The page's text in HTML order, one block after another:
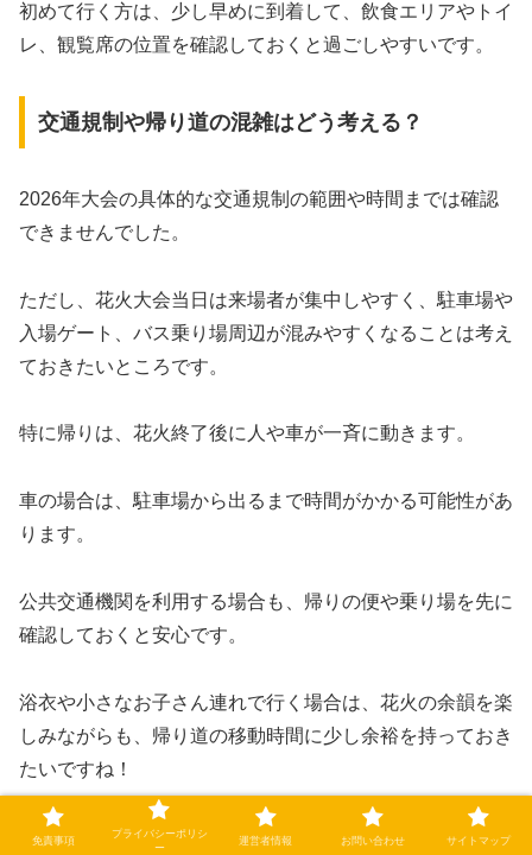
初めて行く方は、少し早めに到着して、飲食エリアやトイ
レ、観覧席の位置を確認しておくと過ごしやすいです。
交通規制や帰り道の混雑はどう考える？
2026年大会の具体的な交通規制の範囲や時間までは確認
できませんでした。
ただし、花火大会当日は来場者が集中しやすく、駐車場や
入場ゲート、バス乗り場周辺が混みやすくなることは考え
ておきたいところです。
特に帰りは、花火終了後に人や車が一斉に動きます。
車の場合は、駐車場から出るまで時間がかかる可能性があ
ります。
公共交通機関を利用する場合も、帰りの便や乗り場を先に
確認しておくと安心です。
浴衣や小さなお子さん連れで行く場合は、花火の余韻を楽
しみながらも、帰り道の移動時間に少し余裕を持っておき
たいですね！
雨天時・荒天時の対応は？
免責事項
プライバシーポリシ
ー
運営者情報 お問い合わせ サイトマップ